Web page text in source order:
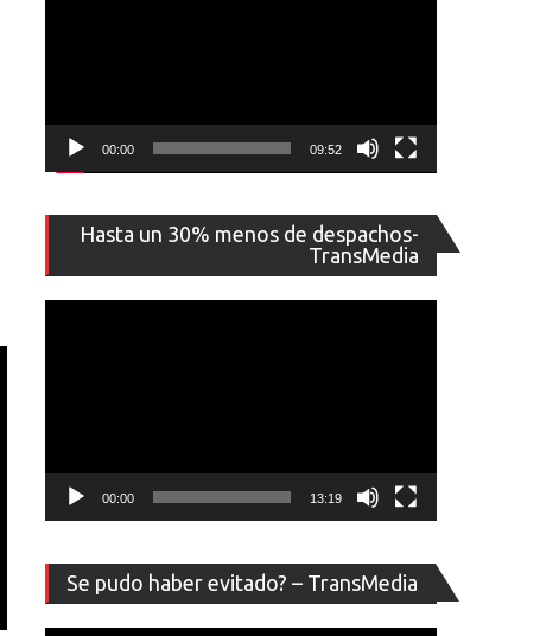
00:00 09:52
Hasta un 30% menos de despachos-
TransMedia
de
vídeo
00:00 13:19
Se pudo haber evitado? – TransMedia
de
vídeo